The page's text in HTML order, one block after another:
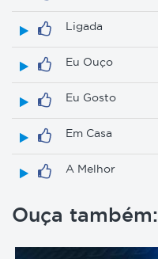
Ligada
Eu Ouço
Eu Gosto
Em Casa
A Melhor
Ouça também: